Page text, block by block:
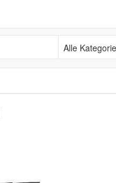
Alle Kategorien